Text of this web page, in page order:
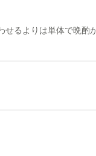
るよりは単体で晩酌